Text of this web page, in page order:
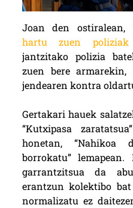
Joan den ostiralean,
hartu zuen
jantzitako polizia
zuen bere armarekin,
jendearen kontra
Gertakari hauek
“Kutxipasa
honetan, “Nahikoa
borrokatu” lemapean.
garrantzitsua da
erantzun kolektibo
normalizatu ez